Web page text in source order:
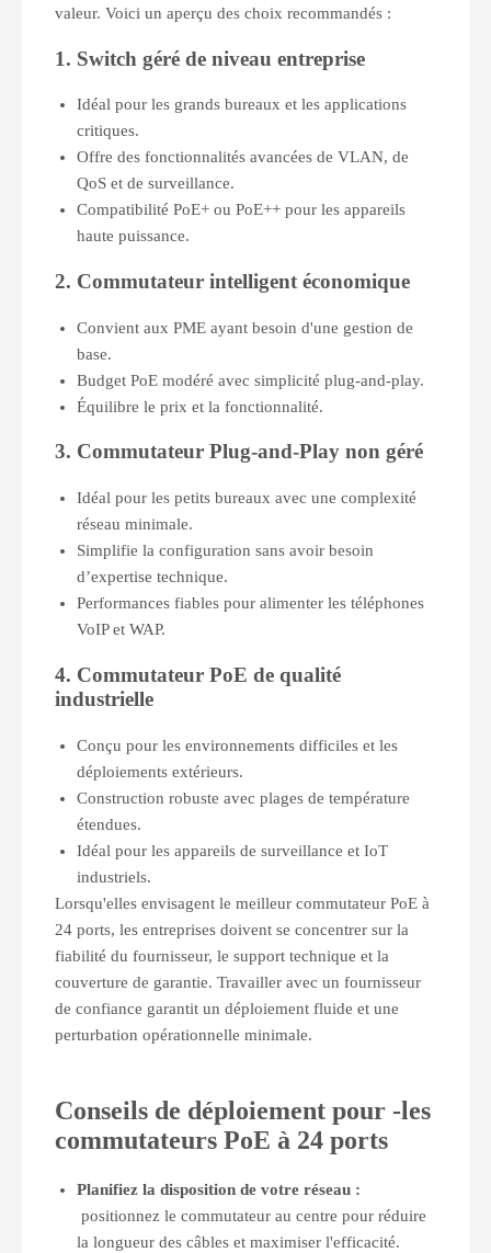
valeur. Voici un aperçu des choix recommandés :
1. Switch géré de niveau entreprise
Idéal pour les grands bureaux et les applications
critiques.
Offre des fonctionnalités avancées de VLAN, de
QoS et de surveillance.
Compatibilité PoE+ ou PoE++ pour les appareils
haute puissance.
2. Commutateur intelligent économique
Convient aux PME ayant besoin d'une gestion de
base.
Budget PoE modéré avec simplicité plug-and-play.
Équilibre le prix et la fonctionnalité.
3. Commutateur Plug-and-Play non géré
Idéal pour les petits bureaux avec une complexité
réseau minimale.
Simplifie la configuration sans avoir besoin
d’expertise technique.
Performances fiables pour alimenter les téléphones
VoIP et WAP.
4. Commutateur PoE de qualité
industrielle
Conçu pour les environnements difficiles et les
déploiements extérieurs.
Construction robuste avec plages de température
étendues.
Idéal pour les appareils de surveillance et IoT
industriels.
Lorsqu'elles envisagent le meilleur commutateur PoE à
24 ports, les entreprises doivent se concentrer sur la
fiabilité du fournisseur, le support technique et la
couverture de garantie. Travailler avec un fournisseur
de confiance garantit un déploiement fluide et une
perturbation opérationnelle minimale.
Conseils de déploiement pour -les
commutateurs PoE à 24 ports
Planifiez la disposition de votre réseau :
positionnez le commutateur au centre pour réduire
la longueur des câbles et maximiser l'efficacité.